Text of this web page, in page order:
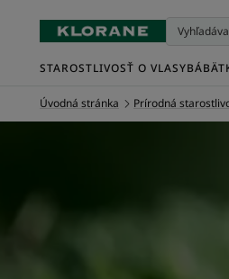
STAROSTLIVOSŤ O VLASY
Úvodná stránka Prírodná